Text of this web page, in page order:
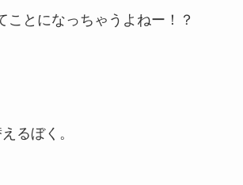
ことになっちゃうよねー！？
るぼく。